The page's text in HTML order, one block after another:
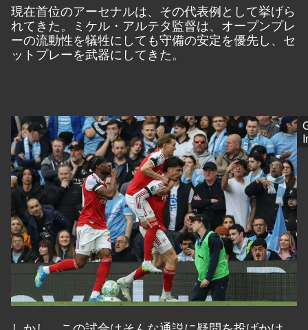
現在首位のアーセナルは、その代表例として挙げら
れてきた。ミケル・アルテタ監督は、オープンプレ
ーの流動性を犠牲にしても守備の安定を優先し、セ
ットプレーを武器にしてきた。